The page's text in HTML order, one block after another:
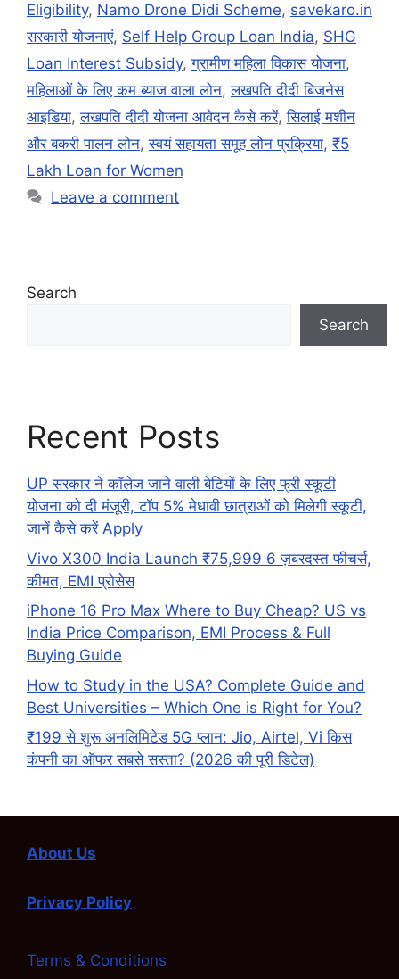
Eligibility, Namo Drone Didi Scheme, savekaro.in
सरकारी योजनाएं, Self Help Group Loan India, SHG
Loan Interest Subsidy,ग्रामीण महिला विकास योजना,
महिलाओं के लिए कम ब्याज वाला लोन,लखपति दीदी बिजनेस
आइडिया,लखपति दीदी योजना आवेदन कैसे करें,सिलाई मशीन
और बकरी पालन लोन,स्वयं सहायता समूह लोन प्रक्रिया, ₹5
Lakh Loan for Women
Leave a comment
Search
Search
Recent Posts
UP सरकार ने कॉलेज जाने वाली बेटियों के लिए फ्री स्कूटी
योजना को दी मंजूरी, टॉप 5% मेधावी छात्राओं को मिलेगी स्कूटी,
जानें कैसे करें Apply
Vivo X300 India Launch ₹75,999 6 ज़बरदस्त फीचर्स,
कीमत, EMI प्रोसेस
iPhone 16 Pro Max Where to Buy Cheap? US vs
India Price Comparison, EMI Process & Full
Buying Guide
How to Study in the USA? Complete Guide and
Best Universities – Which One is Right for You?
₹199 से शुरू अनलिमिटेड 5G प्लान: Jio, Airtel, Vi किस
कंपनी का ऑफर सबसे सस्ता? (2026 की पूरी डिटेल)
About Us
Privacy Policy
Terms & Conditions